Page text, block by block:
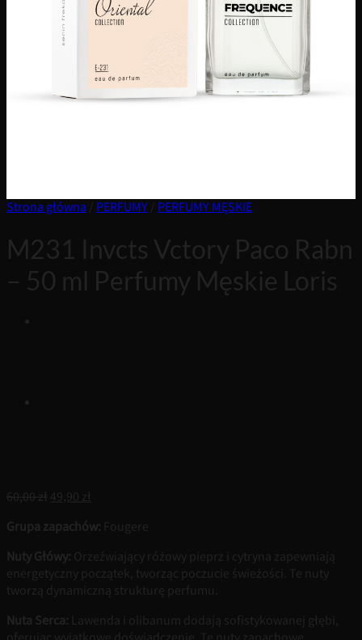
Strona główna PERFUMY PERFUMY MĘSKIE
M231 Invcts Vctory Paco Rabn
– 50 ml Perfumy Męskie Loris
60,00zł Pierwotna
wynosiła:
60,00 zł.
49,90 zł
wynosi:
Grupa zapachów: Fougere
Nuty Główy: Orzeźwiający różowy pieprz i cytryna zapewniają
energetyczny początek, tworząc poczucie świeżości. Te nuty
tworzą dynamiczną strukturę perfumu.
Nuta Serca: Lawenda i olibanum dodają sofistykowanej głębi,